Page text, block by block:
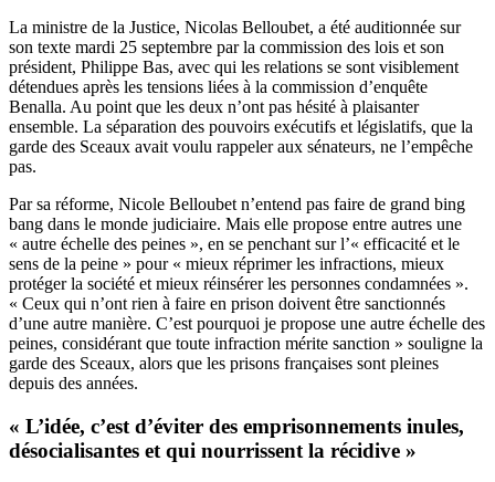
La ministre de la Justice, Nicolas Belloubet, a été auditionnée sur
son texte mardi 25 septembre par la commission des lois et son
président, Philippe Bas, avec qui les relations se sont visiblement
détendues après les tensions liées à la commission d’enquête
Benalla. Au point que les deux n’ont pas hésité à plaisanter
ensemble. La séparation des pouvoirs exécutifs et législatifs, que la
garde des Sceaux avait voulu rappeler aux sénateurs, ne l’empêche
pas.
Par sa réforme, Nicole Belloubet n’entend pas faire de grand bing
bang dans le monde judiciaire. Mais elle propose entre autres une
« autre échelle des peines », en se penchant sur l’« efficacité et le
sens de la peine » pour « mieux réprimer les infractions, mieux
protéger la société et mieux réinsérer les personnes condamnées ».
« Ceux qui n’ont rien à faire en prison doivent être sanctionnés
d’une autre manière. C’est pourquoi je propose une autre échelle des
peines, considérant que toute infraction mérite sanction » souligne la
garde des Sceaux, alors que les prisons françaises sont pleines
depuis des années.
« L’idée, c’est d’éviter des emprisonnements inules,
désocialisantes et qui nourrissent la récidive »